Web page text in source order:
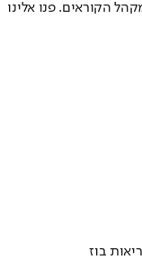
הקוראים. פנו אלינו
בוז